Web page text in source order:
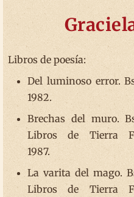
Libros de poesía:
Del luminoso error.
1982.
Brechas del muro.
Libros de Tierra
1987.
La varita del mago.
Libros de Tierra